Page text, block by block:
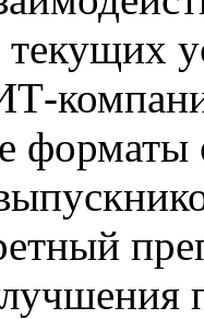
текущих